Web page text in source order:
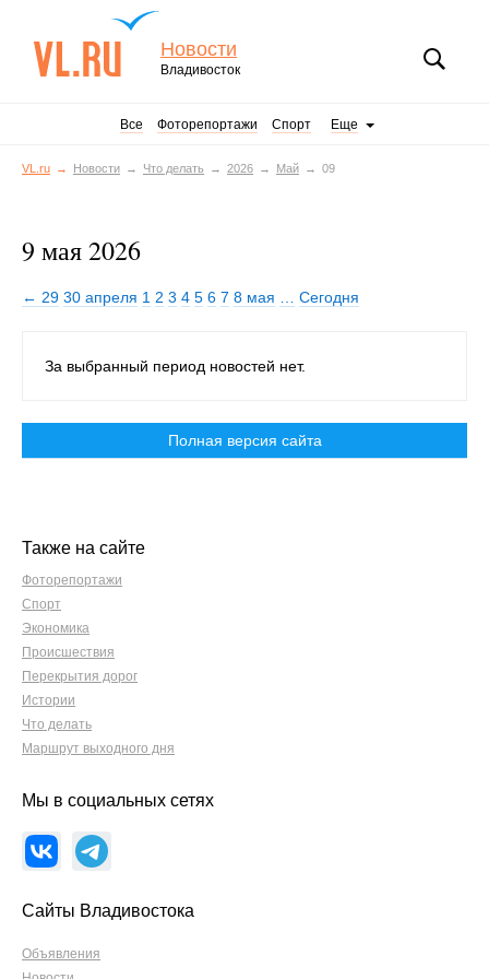
Новости
Владивосток
Все Фоторепортажи Спорт Еще
VL.ru Новости Что делать 2026 Май 09
9 мая 2026
← 29 30 апреля 1 2 3 4 5 6 7 8 мая Сегодня
За выбранный период новостей нет.
Полная версия сайта
Также на сайте
Фоторепортажи
Спорт
Экономика
Происшествия
Перекрытия дорог
Истории
Что делать
Маршрут выходного дня
Мы в социальных сетях
Сайты Владивостока
Объявления